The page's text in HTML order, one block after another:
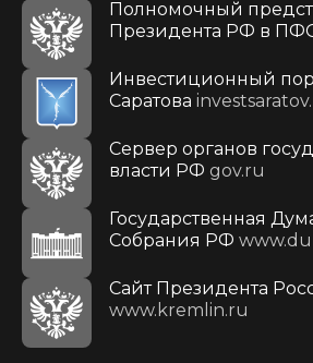
Полномочный
Президента РФ в
Инвестиционный
Саратова
Сервер органов
власти РФ gov.ru
Государственная
Собрания РФ
Cайт Президента
www.kremlin.ru